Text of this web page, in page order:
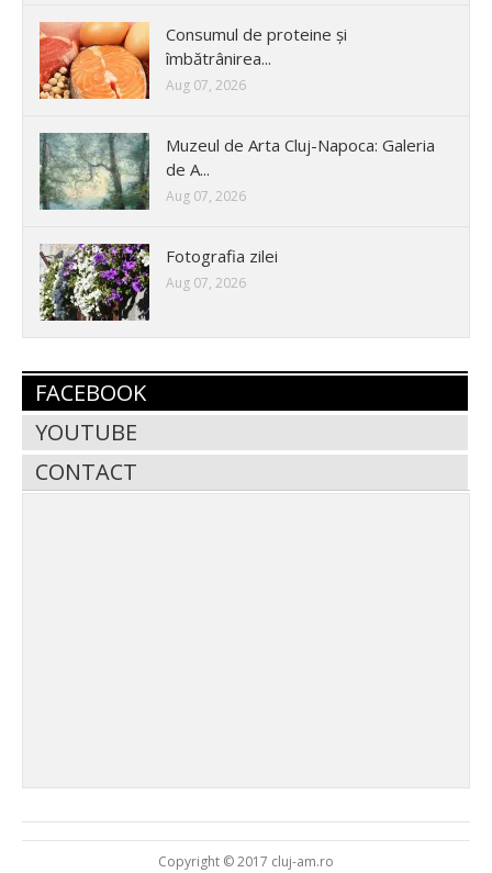
Consumul de proteine și
îmbătrânirea...
Aug 07, 2026
Muzeul de Arta Cluj-Napoca: Galeria
de A...
Aug 07, 2026
Fotografia zilei
Aug 07, 2026
FACEBOOK
YOUTUBE
CONTACT
Copyright © 2017 cluj-am.ro